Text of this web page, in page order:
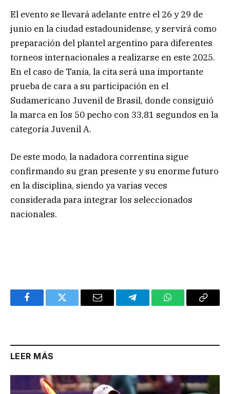
El evento se llevará adelante entre el 26 y 29 de
junio en la ciudad estadounidense, y servirá como
preparación del plantel argentino para diferentes
torneos internacionales a realizarse en este 2025.
En el caso de Tania, la cita será una importante
prueba de cara a su participación en el
Sudamericano Juvenil de Brasil, donde consiguió
la marca en los 50 pecho con 33,81 segundos en la
categoría Juvenil A.
De este modo, la nadadora correntina sigue
confirmando su gran presente y su enorme futuro
en la disciplina, siendo ya varias veces
considerada para integrar los seleccionados
nacionales.
FacebookTwitter Email TelegramWhatsAppCopy
LEER MÁS